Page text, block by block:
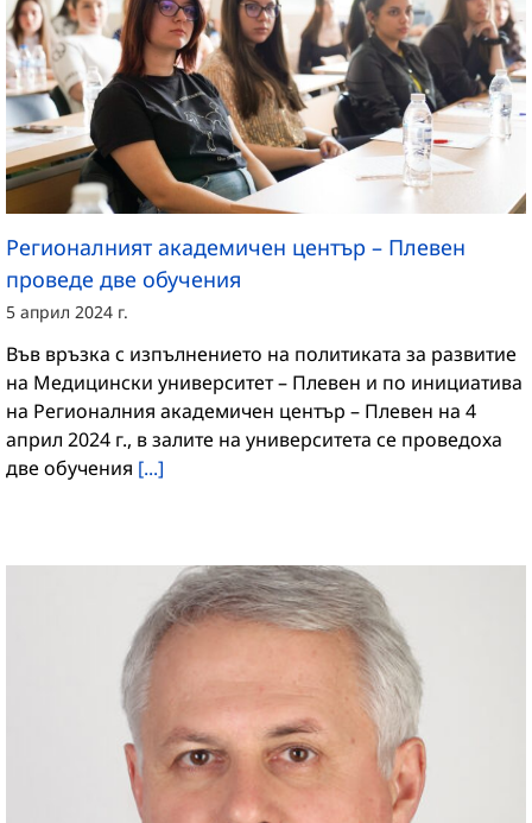
Регионалният академичен център – Плевен
проведе две обучения
5 април 2024 г.
Във връзка с изпълнението на политиката за развитие
на Медицински университет – Плевен и по инициатива
на Регионалния академичен център – Плевен на 4
април 2024 г., в залите на университета се проведоха
две обучения [...]